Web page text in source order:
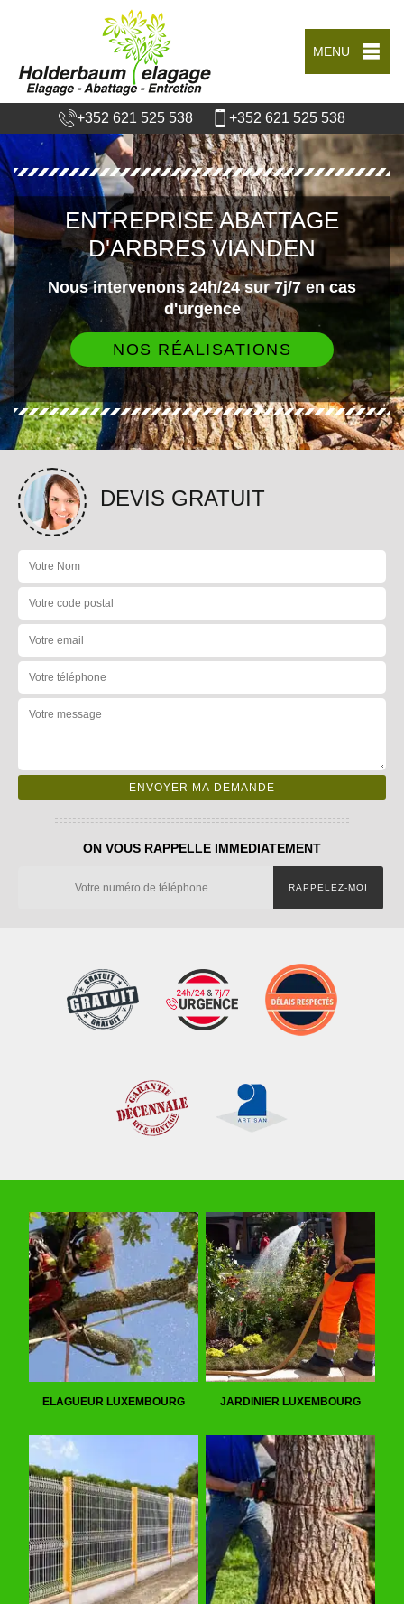
MENU
+352 621 525 538 +352 621 525 538
ENTREPRISE ABATTAGE
D'ARBRES VIANDEN
Nous intervenons 24h/24 sur 7j/7 en cas
d'urgence
NOS RÉALISATIONS
DEVIS GRATUIT
ON VOUS RAPPELLE IMMEDIATEMENT
ELAGUEUR LUXEMBOURG JARDINIER LUXEMBOURG